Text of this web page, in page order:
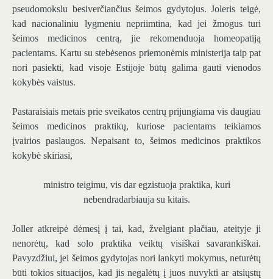
pseudomokslu besiverčiančius šeimos gydytojus. Joleris teigė,
kad nacionaliniu lygmeniu nepriimtina, kad jei žmogus turi
šeimos medicinos centrą, jie rekomenduoja homeopatiją
pacientams. Kartu su stebėsenos priemonėmis ministerija taip pat
nori pasiekti, kad visoje Estijoje būtų galima gauti vienodos
kokybės vaistus.
Pastaraisiais metais prie sveikatos centrų prijungiama vis daugiau
šeimos medicinos praktikų, kuriose pacientams teikiamos
įvairios paslaugos. Nepaisant to, šeimos medicinos praktikos
kokybė skiriasi,
ministro teigimu, vis dar egzistuoja praktika, kuri
nebendradarbiauja su kitais.
Joller atkreipė dėmesį į tai, kad, žvelgiant plačiau, ateityje ji
nenorėtų, kad solo praktika veiktų visiškai savarankiškai.
Pavyzdžiui, jei šeimos gydytojas nori lankyti mokymus, neturėtų
būti tokios situacijos, kad jis negalėtų į juos nuvykti ar atsiųstų